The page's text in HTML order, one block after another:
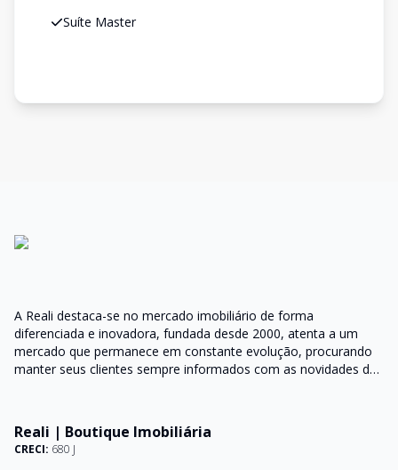
Suíte Master
A Reali destaca-se no mercado imobiliário de forma
diferenciada e inovadora, fundada desde 2000, atenta a um
mercado que permanece em constante evolução, procurando
manter seus clientes sempre informados com as novidades do
Reali | Boutique Imobiliária
CRECI: 680 J